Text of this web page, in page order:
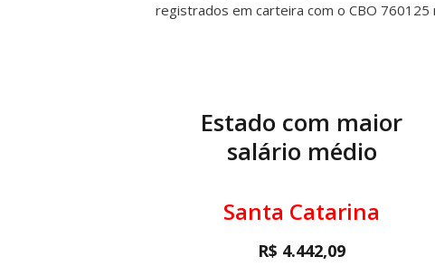
registrados em carteira com o CBO
Estado com maior
salário médio
Santa Catarina
R$ 4.442,09